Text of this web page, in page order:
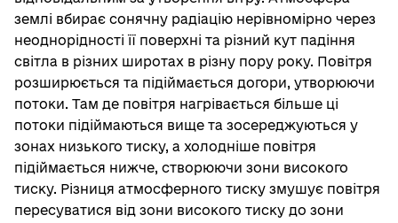
землі вбирає сонячну радіацію нерівномірно через
неоднорідності її поверхні та різний кут падіння
світла в різних широтах в різну пору року. Повітря
розширюється та підіймається догори, утворюючи
потоки. Там де повітря нагрівається більше ці
потоки підіймаються вище та зосереджуються у
зонах низького тиску, а холодніше повітря
підіймається нижче, створюючи зони високого
тиску. Різниця атмосферного тиску змушує повітря
пересуватися від зони високого тиску до зони